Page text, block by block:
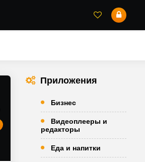
Приложения
Бизнес
Видеоплееры и
редакторы
Еда и напитки